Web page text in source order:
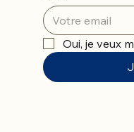
Oui, je veux